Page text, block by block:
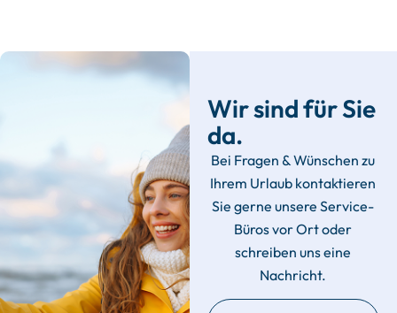
Wir sind für Sie
da.
Bei Fragen & Wünschen zu
Ihrem Urlaub kontaktieren
Sie gerne unsere Service-
Büros vor Ort oder
schreiben uns eine
Nachricht.